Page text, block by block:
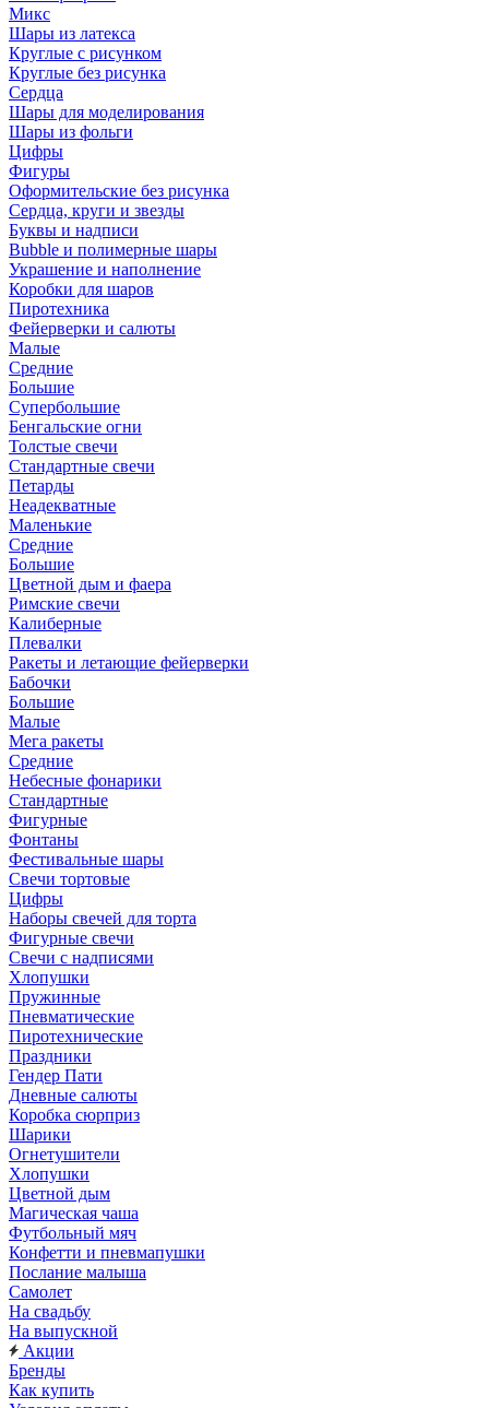
Микс
Шары из латекса
Круглые с рисунком
Круглые без рисунка
Сердца
Шары для моделирования
Шары из фольги
Цифры
Фигуры
Оформительские без рисунка
Сердца, круги и звезды
Буквы и надписи
Bubble и полимерные шары
Украшение и наполнение
Коробки для шаров
Пиротехника
Фейерверки и салюты
Малые
Средние
Большие
Супербольшие
Бенгальские огни
Толстые свечи
Стандартные свечи
Петарды
Неадекватные
Маленькие
Средние
Большие
Цветной дым и фаера
Римские свечи
Калиберные
Плевалки
Ракеты и летающие фейерверки
Бабочки
Большие
Малые
Мега ракеты
Средние
Небесные фонарики
Стандартные
Фигурные
Фонтаны
Фестивальные шары
Свечи тортовые
Цифры
Наборы свечей для торта
Фигурные свечи
Свечи с надписями
Хлопушки
Пружинные
Пневматические
Пиротехнические
Праздники
Гендер Пати
Дневные салюты
Коробка сюрприз
Шарики
Огнетушители
Хлопушки
Цветной дым
Магическая чаша
Футбольный мяч
Конфетти и пневмапушки
Послание малыша
Самолет
На свадьбу
На выпускной
Акции
Бренды
Как купить